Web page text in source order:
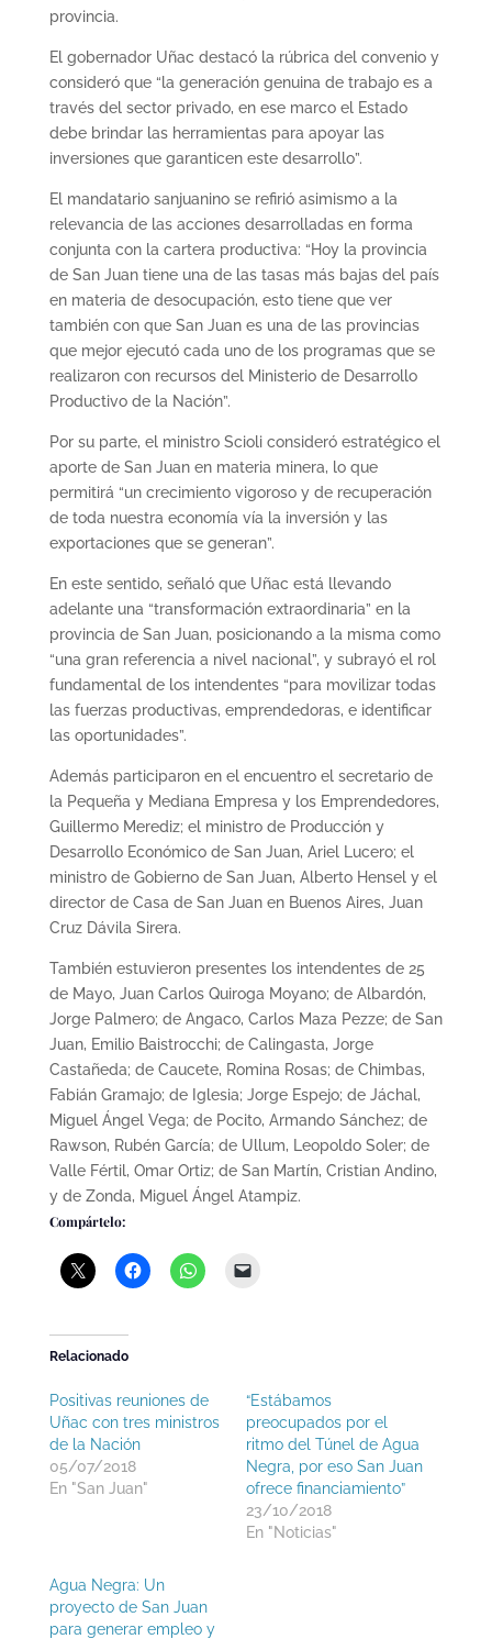
provincia.
El gobernador Uñac destacó la rúbrica del convenio y
consideró que “la generación genuina de trabajo es a
través del sector privado, en ese marco el Estado
debe brindar las herramientas para apoyar las
inversiones que garanticen este desarrollo”.
El mandatario sanjuanino se refirió asimismo a la
relevancia de las acciones desarrolladas en forma
conjunta con la cartera productiva: “Hoy la provincia
de San Juan tiene una de las tasas más bajas del país
en materia de desocupación, esto tiene que ver
también con que San Juan es una de las provincias
que mejor ejecutó cada uno de los programas que se
realizaron con recursos del Ministerio de Desarrollo
Productivo de la Nación”.
Por su parte, el ministro Scioli consideró estratégico el
aporte de San Juan en materia minera, lo que
permitirá “un crecimiento vigoroso y de recuperación
de toda nuestra economía vía la inversión y las
exportaciones que se generan”.
En este sentido, señaló que Uñac está llevando
adelante una “transformación extraordinaria” en la
provincia de San Juan, posicionando a la misma como
“una gran referencia a nivel nacional”, y subrayó el rol
fundamental de los intendentes “para movilizar todas
las fuerzas productivas, emprendedoras, e identificar
las oportunidades”.
Además participaron en el encuentro el secretario de
la Pequeña y Mediana Empresa y los Emprendedores,
Guillermo Merediz; el ministro de Producción y
Desarrollo Económico de San Juan, Ariel Lucero; el
ministro de Gobierno de San Juan, Alberto Hensel y el
director de Casa de San Juan en Buenos Aires, Juan
Cruz Dávila Sirera.
También estuvieron presentes los intendentes de 25
de Mayo, Juan Carlos Quiroga Moyano; de Albardón,
Jorge Palmero; de Angaco, Carlos Maza Pezze; de San
Juan, Emilio Baistrocchi; de Calingasta, Jorge
Castañeda; de Caucete, Romina Rosas; de Chimbas,
Fabián Gramajo; de Iglesia; Jorge Espejo; de Jáchal,
Miguel Ángel Vega; de Pocito, Armando Sánchez; de
Rawson, Rubén García; de Ullum, Leopoldo Soler; de
Valle Fértil, Omar Ortiz; de San Martín, Cristian Andino,
y de Zonda, Miguel Ángel Atampiz.
Compártelo:
Relacionado
Positivas reuniones de
Uñac con tres ministros
de la Nación
05/07/2018
En "San Juan"
“Estábamos
preocupados por el
ritmo del Túnel de Agua
Negra, por eso San Juan
ofrece financiamiento”
23/10/2018
En "Noticias"
Agua Negra: Un
proyecto de San Juan
para generar empleo y